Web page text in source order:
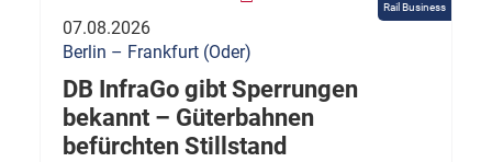
Rail Business
07.08.2026
Berlin – Frankfurt (Oder)
DB InfraGo gibt Sperrungen
bekannt – Güterbahnen
befürchten Stillstand